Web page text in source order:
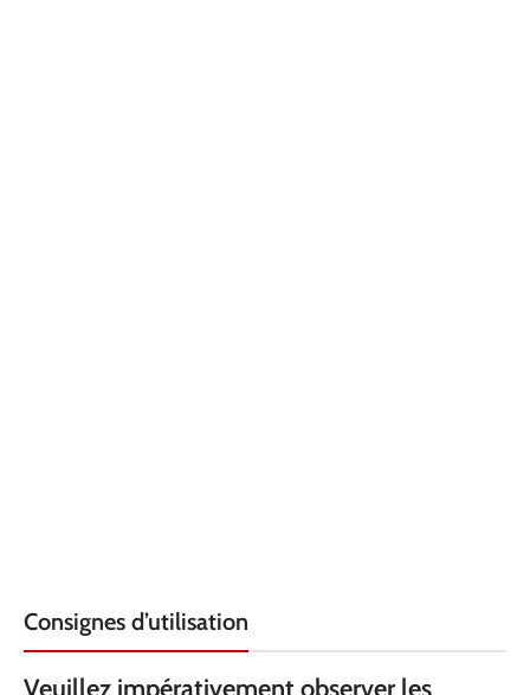
Consignes d’utilisation
Veuillez impérativement observer les